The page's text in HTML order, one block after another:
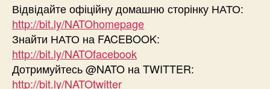
Відвідайте офіційну домашню сторінку НАТО:
http://bit.ly/NATOhomepage
Знайти НАТО на FACEBOOK:
http://bit.ly/NATOfacebook
Дотримуйтесь @NATO на TWITTER:
http://bit.ly/NATOtwitter